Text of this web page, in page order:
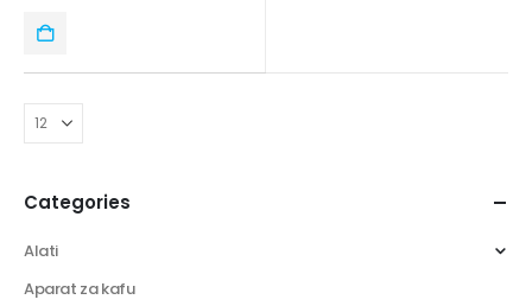
Categories
Alati
Aparat za kafu